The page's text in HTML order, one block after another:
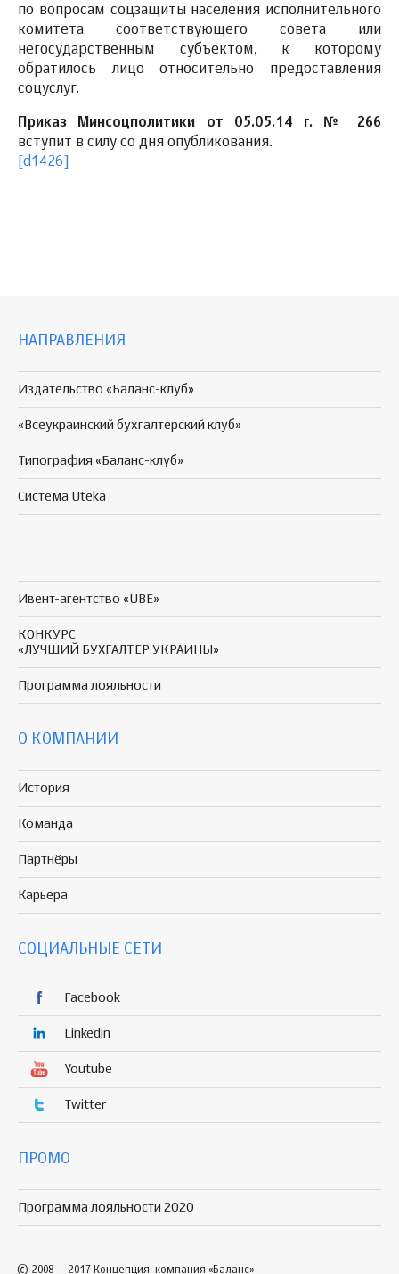
по вопросам соцзащиты населения исполнительного
комитета соответствующего совета или
негосударственным субъектом, к которому
обратилось лицо относительно предоставления
соцуслуг.
Приказ Минсоцполитики от 05.05.14 г. № 266
вступит в силу со дня опубликования.
[d1426]
НАПРАВЛЕНИЯ
Издательство «Баланс-клуб»
«Всеукраинский бухгалтерский клуб»
Типография «Баланс-клуб»
Система Uteka
Ивент-агентство «UBE»
КОНКУРС
«ЛУЧШИЙ БУХГАЛТЕР УКРАИНЫ»
Программа лояльности
О КОМПАНИИ
История
Команда
Партнёры
Карьера
СОЦИАЛЬНЫЕ СЕТИ
Facebook
Linkedin
Youtube
Twitter
ПРОМО
Программа лояльности 2020
© 2008 – 2017 Концепция: компания «Баланс»